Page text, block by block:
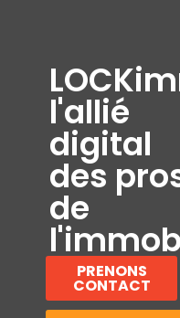
l'allié
digital
des
de
PRENONS
CONTACT